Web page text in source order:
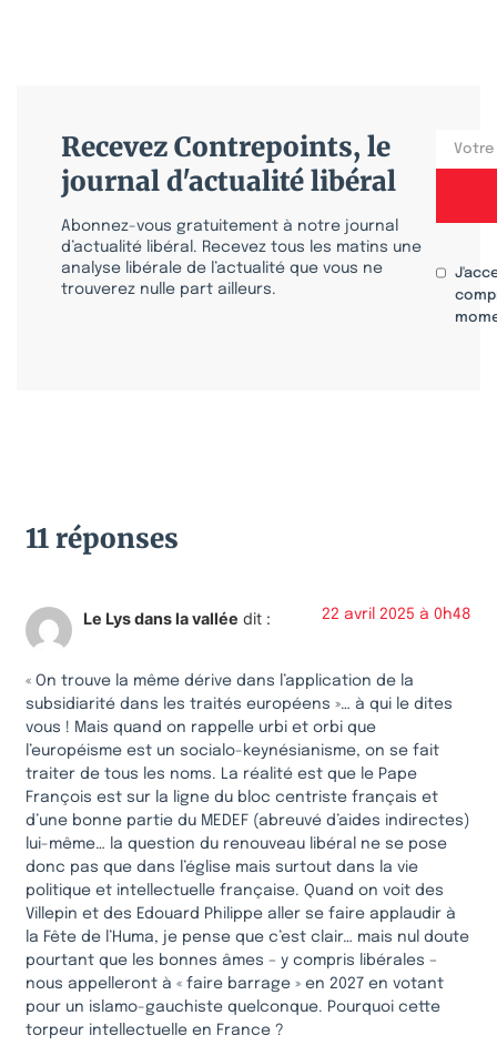
Recevez Contrepoints, le
journal d'actualité libéral
Abonnez-vous gratuitement à notre journal
d’actualité libéral. Recevez tous les matins une
analyse libérale de l’actualité que vous ne
trouverez nulle part ailleurs.
11 réponses
Le Lys dans la vallée dit : 22 avril 2025 à 0h48
« On trouve la même dérive dans l’application de la
subsidiarité dans les traités européens »… à qui le dites
vous ! Mais quand on rappelle urbi et orbi que
l’européisme est un socialo-keynésianisme, on se fait
traiter de tous les noms. La réalité est que le Pape
François est sur la ligne du bloc centriste français et
d’une bonne partie du MEDEF (abreuvé d’aides indirectes)
lui-même… la question du renouveau libéral ne se pose
donc pas que dans l’église mais surtout dans la vie
politique et intellectuelle française. Quand on voit des
Villepin et des Edouard Philippe aller se faire applaudir à
la Fête de l’Huma, je pense que c’est clair… mais nul doute
pourtant que les bonnes âmes – y compris libérales –
nous appelleront à « faire barrage » en 2027 en votant
pour un islamo-gauchiste quelconque. Pourquoi cette
torpeur intellectuelle en France ?